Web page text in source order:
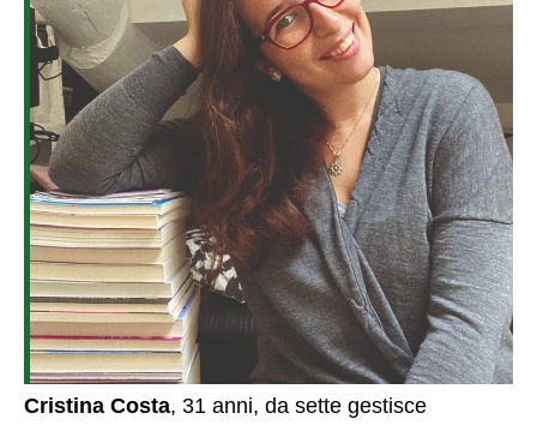
Cristina Costa, 31 anni, da sette gestisce